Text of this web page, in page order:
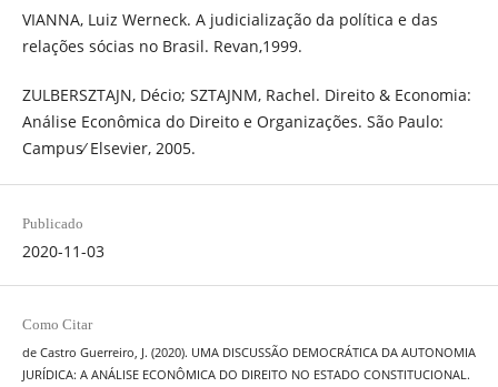
VIANNA, Luiz Werneck. A judicialização da política e das
relações sócias no Brasil. Revan,1999.
ZULBERSZTAJN, Décio; SZTAJNM, Rachel. Direito & Economia:
Análise Econômica do Direito e Organizações. São Paulo:
Campus∕ Elsevier, 2005.
Publicado
2020-11-03
Como Citar
de Castro Guerreiro, J. (2020). UMA DISCUSSÃO DEMOCRÁTICA DA AUTONOMIA
JURÍDICA: A ANÁLISE ECONÔMICA DO DIREITO NO ESTADO CONSTITUCIONAL.